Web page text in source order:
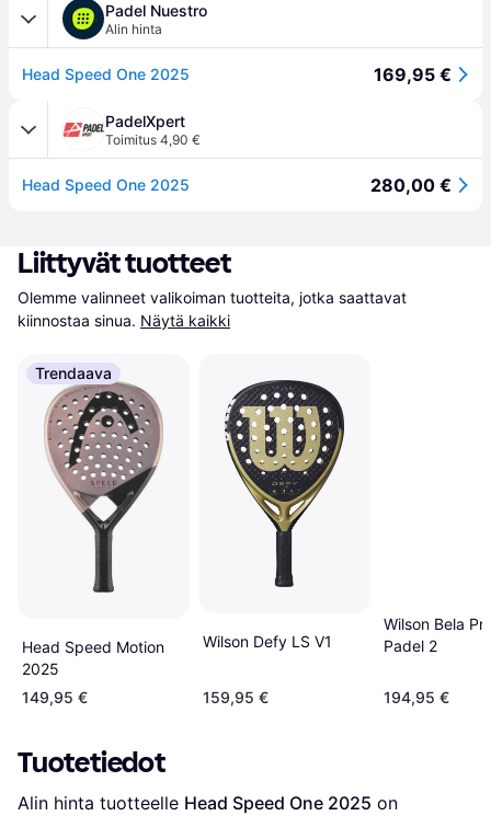
Padel Nuestro
Alin hinta
Head Speed One 2025 169,95 €
PadelXpert
Toimitus 4,90 €
Head Speed One 2025 280,00 €
Liittyvät tuotteet
Olemme valinneet valikoiman tuotteita, jotka saattavat
kiinnostaa sinua. Näytä kaikki
Trendaava
Head Speed Motion
2025
149,95 €
Wilson Defy LS V1
159,95 €
Wilson Bela
Padel 2
194,95 €
Tuotetiedot
Alin hinta tuotteelle Head Speed One 2025